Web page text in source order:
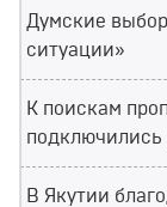
Думские
ситуации»
К поискам
подключились
В Якутии